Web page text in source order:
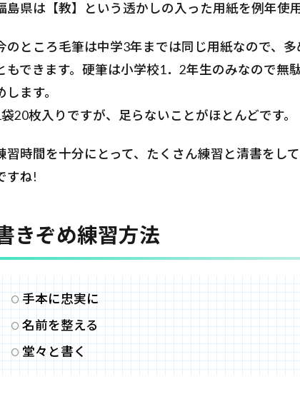
島県は【教】という透かしの入った用紙を例年使用
のところ毛筆は中学3年までは同じ用紙なので、
もできます。硬筆は小学校1．2年生のみなので無
します。
袋20枚入りですが、足らないことがほとんどです。
習時間を十分にとって、たくさん練習と清書をし
すね!
きぞめ練習方法
手本に忠実に
名前を整える
堂々と書く